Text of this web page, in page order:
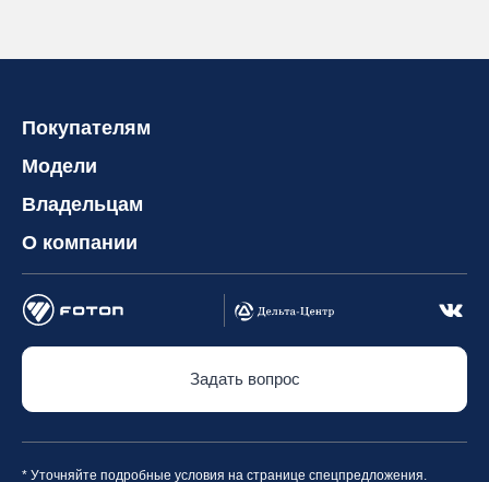
Покупателям
Модели
Владельцам
О компании
Задать вопрос
* Уточняйте подробные условия на странице спецпредложения.